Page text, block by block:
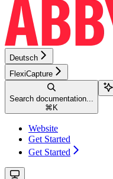
Deutsch
FlexiCapture
Search documentation...
⌘ K
Website
Get Started
Get Started